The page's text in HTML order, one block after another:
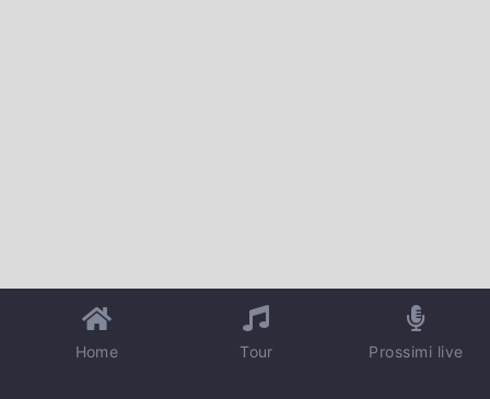
Home Tour Prossimi live